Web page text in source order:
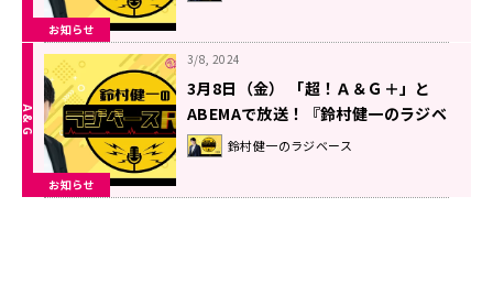
お知らせ
お知らせ
3/8, 2024
3月8日（金） 「超！Ａ＆Ｇ＋」と
ABEMAで放送！『鈴村健一のラジベ
ースRX』#61
鈴村健一のラジベース